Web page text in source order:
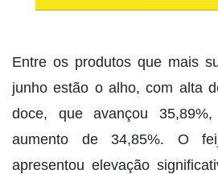
Entre os produtos que mais
junho estão o alho, com alta
doce, que avançou
aumento de 34,85%. O
apresentou elevação